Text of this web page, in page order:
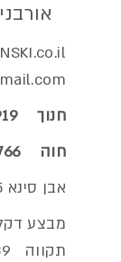
חנוך
חוה
אבן סינא 5, חיפה
תקווה